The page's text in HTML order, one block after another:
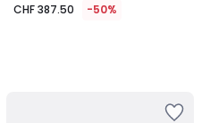
CHF 387.50 -50%